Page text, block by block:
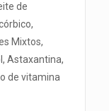
de
Mixtos,
Astaxantina,
de vitamina